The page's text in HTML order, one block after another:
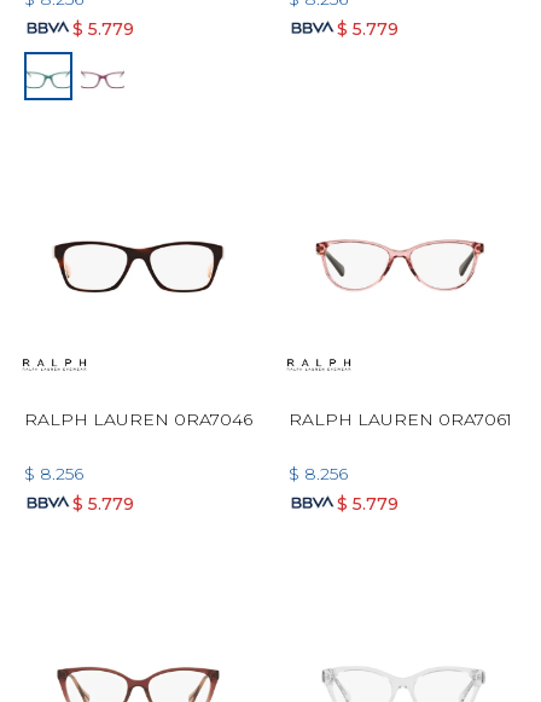
$ 5.779
$ 5.779
RALPH LAUREN 0RA7046
$ 8.256
$ 5.779
RALPH LAUREN 0RA7061
$ 8.256
$ 5.779